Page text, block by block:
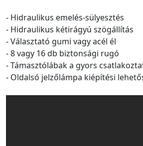
- Hidraulikus emelés-sülyesztés
- Hidraulikus kétirágyú szögállítás
- Választató gumi vagy acél él
- 8 vagy 16 db biztonsági rugó
- Támasztólábak a gyors
- Oldalsó jelzőlámpa kiépítési